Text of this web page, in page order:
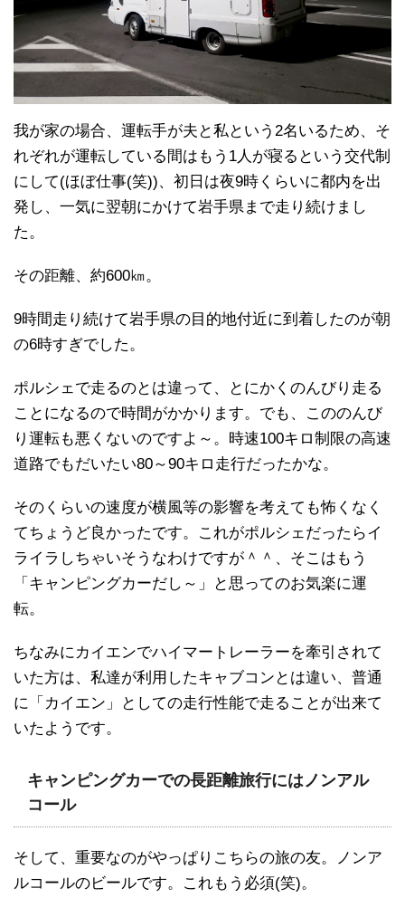
我が家の場合、運転手が夫と私という2名いるため、そ
れぞれが運転している間はもう1人が寝るという交代制
にして(ほぼ仕事(笑))、初日は夜9時くらいに都内を出
発し、一気に翌朝にかけて岩手県まで走り続けまし
た。
その距離、約600㎞。
9時間走り続けて岩手県の目的地付近に到着したのが朝
の6時すぎでした。
ポルシェで走るのとは違って、とにかくのんびり走る
ことになるので時間がかかります。でも、こののんび
り運転も悪くないのですよ～。時速100キロ制限の高速
道路でもだいたい80～90キロ走行だったかな。
そのくらいの速度が横風等の影響を考えても怖くなく
てちょうど良かったです。これがポルシェだったらイ
ライラしちゃいそうなわけですが＾＾、そこはもう
「キャンピングカーだし～」と思ってのお気楽に運
転。
ちなみにカイエンでハイマートレーラーを牽引されて
いた方は、私達が利用したキャブコンとは違い、普通
に「カイエン」としての走行性能で走ることが出来て
いたようです。
キャンピングカーでの長距離旅行にはノンアル
コール
そして、重要なのがやっぱりこちらの旅の友。ノンア
ルコールのビールです。これもう必須(笑)。